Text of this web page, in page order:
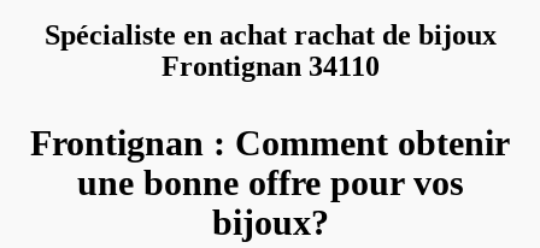
Spécialiste en achat rachat de bijoux
Frontignan 34110
Frontignan : Comment obtenir
une bonne offre pour vos
bijoux?